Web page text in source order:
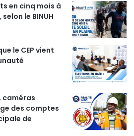
en cinq mois à
le BINUH
le CEP vient
caméras
des comptes
de